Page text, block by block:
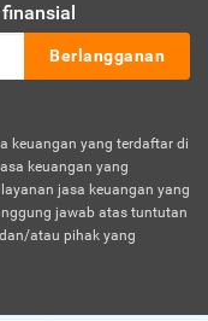
Berlangganan
keuangan yang terdaftar di
keuangan yang
jasa keuangan yang
jawab atas tuntutan
atau pihak yang